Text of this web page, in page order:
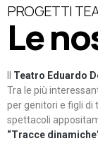
PROGETTI
Le
Teatro Eduardo
Tra le più
per genitori e figli di
spettacoli
“Tracce